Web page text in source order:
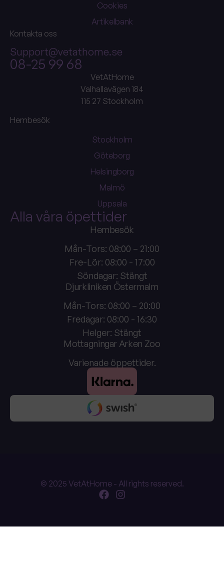
Cookies
Artikelbank
Kontakta oss
Support@vetathome.se
08-25 99 68
VetAtHome
Valhallavägen 184
115 27 Stockholm
Hembesök
Stockholm
Göteborg
Helsingborg
Malmö
Uppsala
Alla våra öpettider
Hembesök
Mån-Tors: 08:00 – 21:00
Fre-Lör: 08:00 - 17:00
Söndagar: Stängt
Djurkliniken Östermalm
Mån-Tors: 08:00 – 20:00
Fredagar: 08:00 - 16:30
Helger: Stängt
Mottagningar Arken Zoo
Varienade öppettider.
© 2025 VetAtHome - All rights reserved.